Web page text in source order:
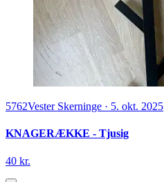
5762Vester Skerninge · 5. okt. 2025
KNAGERÆKKE - Tjusig
40 kr.